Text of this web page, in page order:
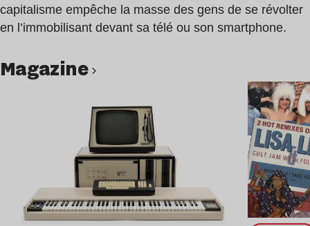
capitalisme empêche la masse des gens de se révolter
en l’immobilisant devant sa télé ou son smartphone.
magazine